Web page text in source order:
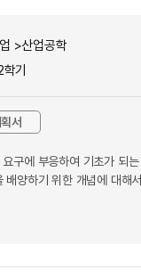
>산업공학
기
서
구에 부응하여 기초가 되
배양하기 위한 개념에 대